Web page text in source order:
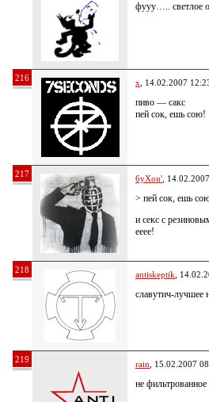
фууу….. светлое
216 x , 14.02.2007
пиво — сакс
пей сок, ешь сою!
217 6yXou' ,
> пей сок, ешь
и секс с
ееее!
218 antiskeptik ,
славутич-лучшее
219 rain , 15.02.2007
не фильтрованное